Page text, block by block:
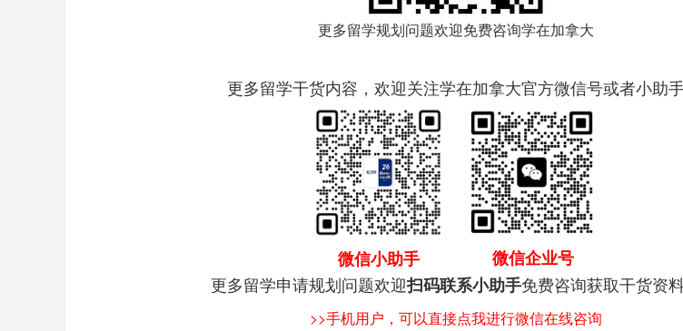
更多留学规划问题欢迎免费咨询学在加拿大
更多留学干货内容，欢迎关注学在加拿大官方微信号或者小助
微信小助手
微信企业号
更多留学申请规划问题欢迎扫码联系小助手免费咨询获取干货资
>>手机用户，可以直接点我进行微信在线咨询